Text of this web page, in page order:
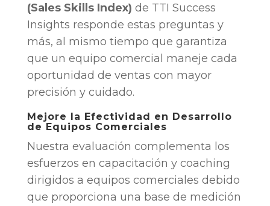
(Sales Skills Index) de TTI Success
Insights responde estas preguntas y
más, al mismo tiempo que garantiza
que un equipo comercial maneje cada
oportunidad de ventas con mayor
precisión y cuidado.
Mejore la Efectividad en Desarrollo
de Equipos Comerciales
Nuestra evaluación complementa los
esfuerzos en capacitación y coaching
dirigidos a equipos comerciales debido
que proporciona una base de medición